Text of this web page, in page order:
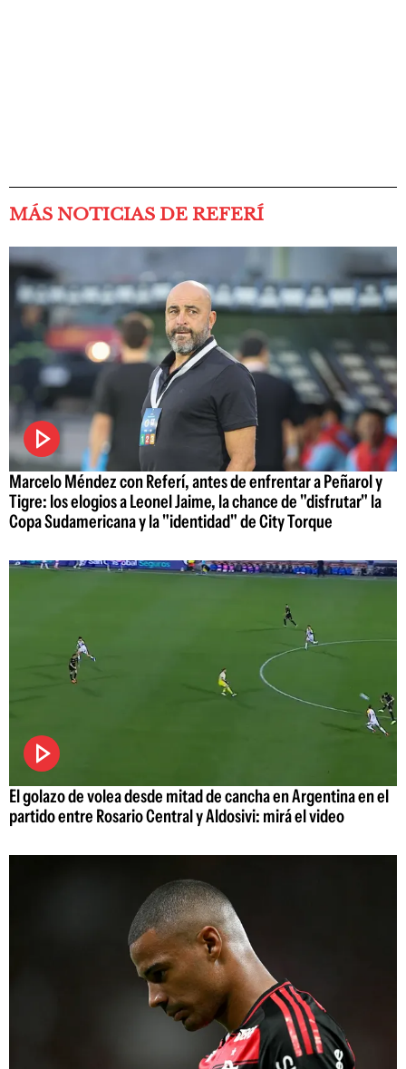
MÁS NOTICIAS DE REFERÍ
Marcelo Méndez con Referí, antes de enfrentar a Peñarol y
Tigre: los elogios a Leonel Jaime, la chance de "disfrutar" la
Copa Sudamericana y la "identidad" de City Torque
El golazo de volea desde mitad de cancha en Argentina en el
partido entre Rosario Central y Aldosivi: mirá el video